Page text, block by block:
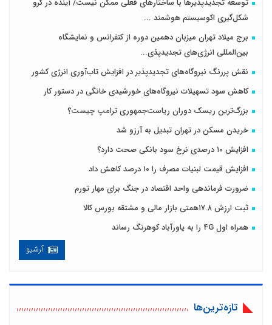
شکل‌گیری اکوسیستم هوشمند ...
برج میلاد تهران میزبان دهمین دوره از کنفرانس و نمایشگاه
بین‌المللی انرژی‌های تجدیدپذی...
نقش پررنگ نیروگاه‌های تجدیدپذیر در افزایش تاب‌آوری انرژی کشور
کاهش سود تسهیلات نیروگاه‌های خورشیدی خانگی در دستور کار
بزرگ‌ترین ریسک دوران ریاست‌جمهوری ترامپ چیست؟
خریدن مسکن در تهران تبدیل به آرزو شد
افزایش ۱۰ درصدی نرخ سود بانکی صحت دارد؟
افزایش قیمت لبنیات مصرف را ۱۰ درصد کاهش داد
ضرورت فرماندهی واحد اقتصاد در جنگ برای مهار تورم
ثبت ارزش ۱۷.۸همتی بازار مالی و مشتقه بورس کالا
همراه اول 4G را به یاورآباد کوهرنگ رساند
آرشیو
تازه‌ترین‌ها